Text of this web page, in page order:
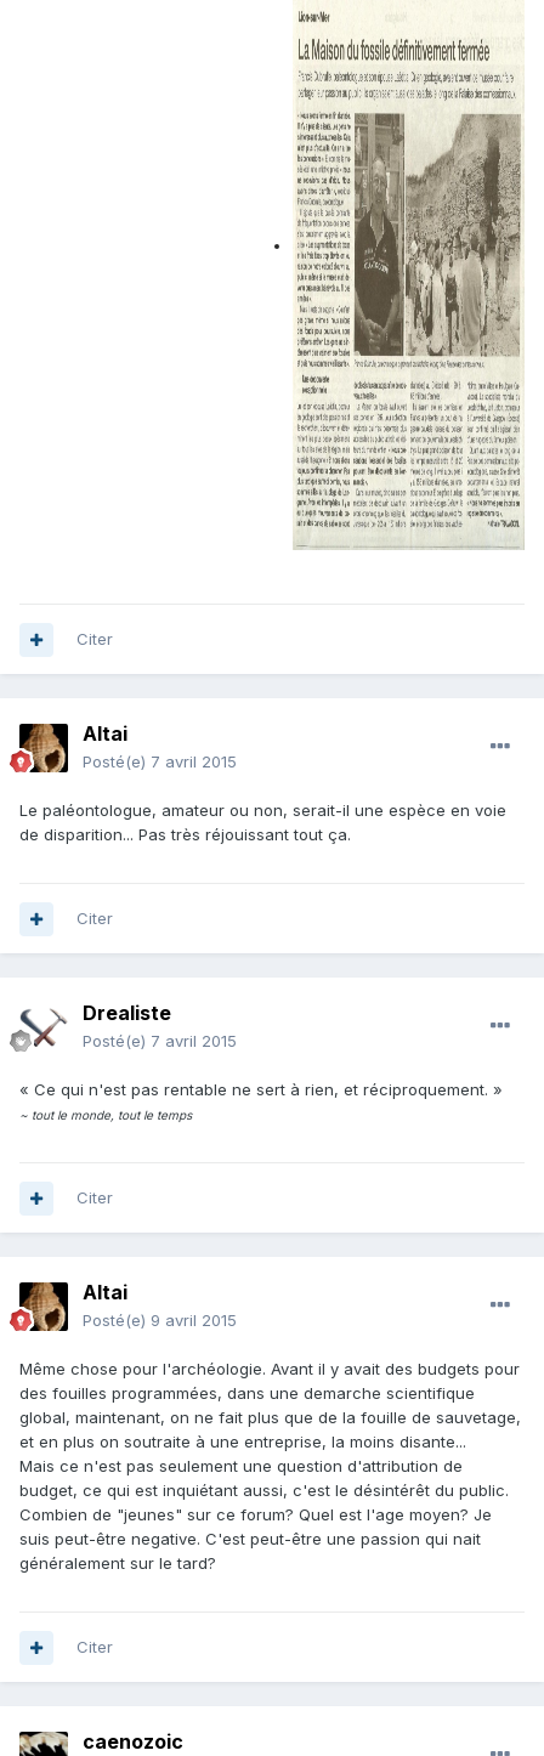
Citer
Altai
Posté(e) 7 avril 2015
Le paléontologue, amateur ou non, serait-il une espèce en voie
de disparition... Pas très réjouissant tout ça.
Citer
Drealiste
Posté(e) 7 avril 2015
« Ce qui n'est pas rentable ne sert à rien, et réciproquement. »
~ tout le monde, tout le temps
Citer
Altai
Posté(e) 9 avril 2015
Même chose pour l'archéologie. Avant il y avait des budgets pour
des fouilles programmées, dans une demarche scientifique
global, maintenant, on ne fait plus que de la fouille de sauvetage,
et en plus on soutraite à une entreprise, la moins disante...
Mais ce n'est pas seulement une question d'attribution de
budget, ce qui est inquiétant aussi, c'est le désintérêt du public.
Combien de "jeunes" sur ce forum? Quel est l'age moyen? Je
suis peut-être negative. C'est peut-être une passion qui nait
généralement sur le tard?
Citer
caenozoic